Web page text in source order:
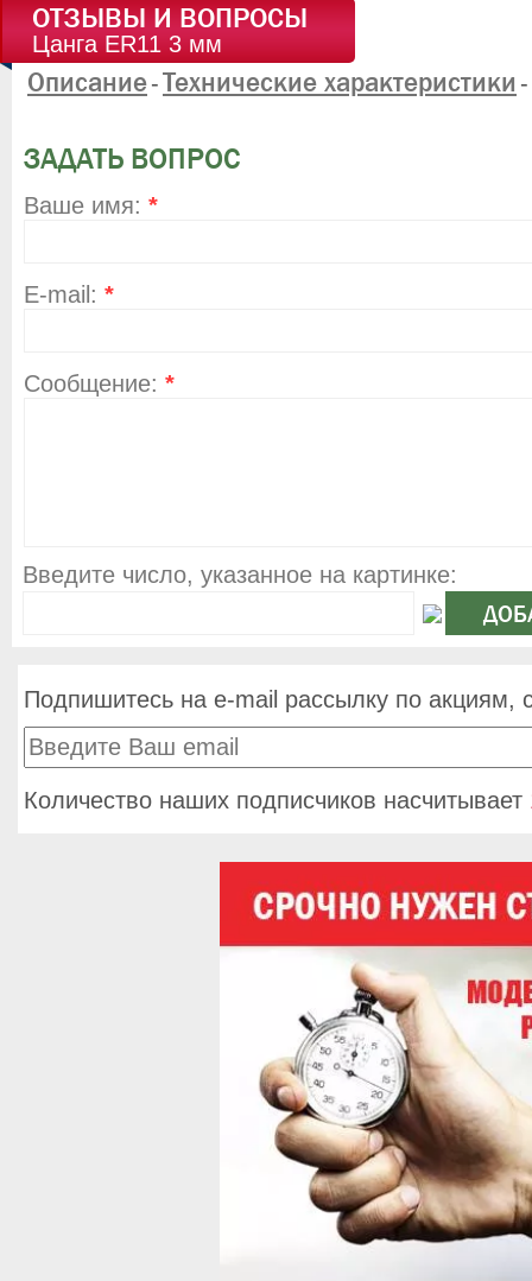
ОТЗЫВЫ И ВОПРОСЫ
Цанга ER11 3 мм
Описание-Технические характеристики -
ЗАДАТЬ ВОПРОС
Ваше имя: *
E-mail: *
Сообщение: *
Введите число, указанное на картинке:
Подпишитесь на e-mail рассылку по акциям,
Количество наших подписчиков насчитывает